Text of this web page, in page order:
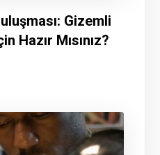
Gizemli
Hazır Mısınız?